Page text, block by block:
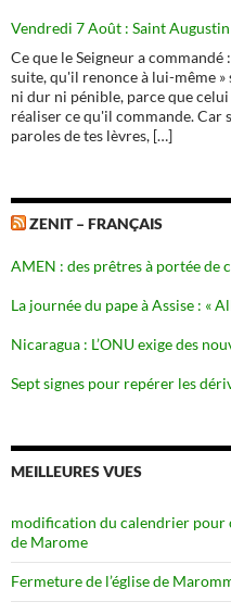
Vendredi 7 Août : Saint Augustin
Ce que le Seigneur a
suite, qu'il renonce à lui-même
ni dur ni pénible, parce que
réaliser ce qu'il commande. Car
paroles de tes lèvres, […]
ZENIT – FRANÇAIS
AMEN : des prêtres à portée de
La journée du pape à Assise : «
Nicaragua : L’ONU exige des
Sept signes pour repérer les
MEILLEURES VUES
modification du calendrier pour
de Marome
Fermeture de l’église de